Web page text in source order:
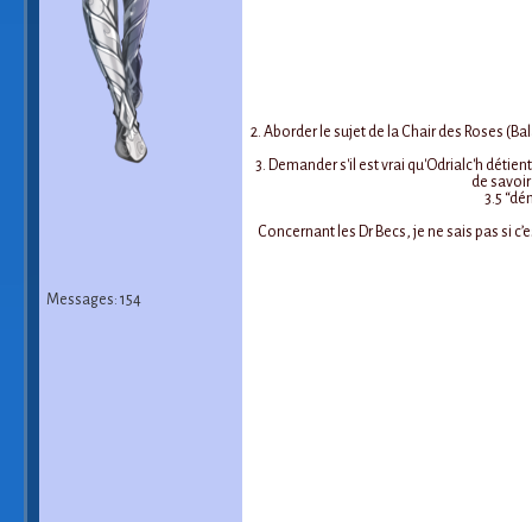
Messages: 154
2. Aborder le sujet de la Chair des Roses
3. Demander s'il est vrai qu'Odrialc'h
de
3.5
Concernant les Dr Becs, je ne sais pas si